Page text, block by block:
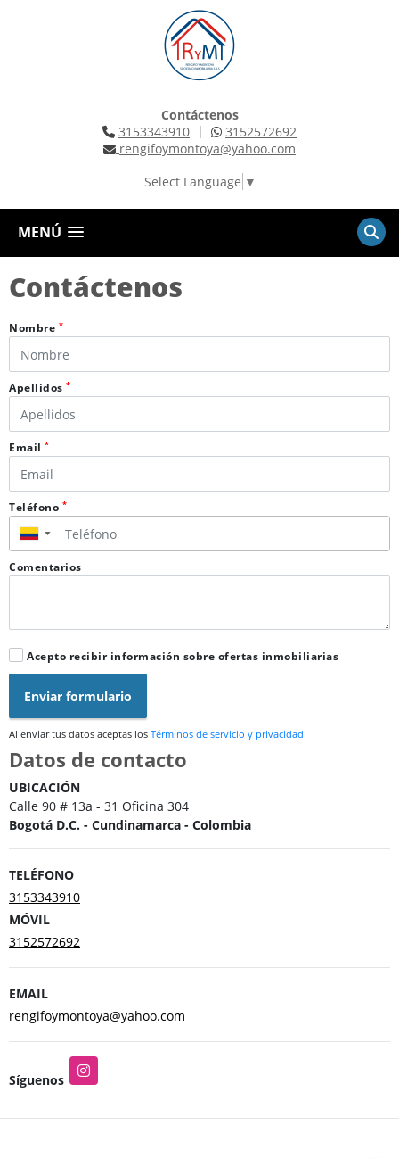
Contáctenos
3153343910 |
3152572692
rengifoymontoya@yahoo.com
Select Language ▼
MENÚ
Contáctenos
Nombre *
Apellidos *
Email *
Teléfono *
▼
Comentarios
Acepto recibir información sobre ofertas inmobiliarias
Enviar formulario
Al enviar tus datos aceptas los Términos de servicio y privacidad
Datos de contacto
UBICACIÓN
Calle 90 # 13a - 31 Oficina 304
Bogotá D.C. - Cundinamarca - Colombia
TELÉFONO
3153343910
MÓVIL
3152572692
EMAIL
rengifoymontoya@yahoo.com
Síguenos
Instagram